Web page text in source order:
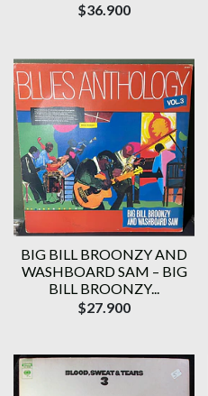
$36.900
BIG BILL BROONZY AND
WASHBOARD SAM – BIG
BILL BROONZY...
$27.900